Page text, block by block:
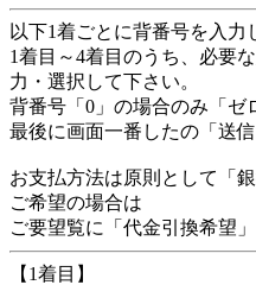
以下1着ごとに背番号を入力
1着目～4着目のうち、必要
力・選択して下さい。
背番号「0」の場合のみ「ゼ
最後に画面一番したの「送信
お支払方法は原則として「
ご希望の場合は
ご要望覧に「代金引換希望
【1着目】